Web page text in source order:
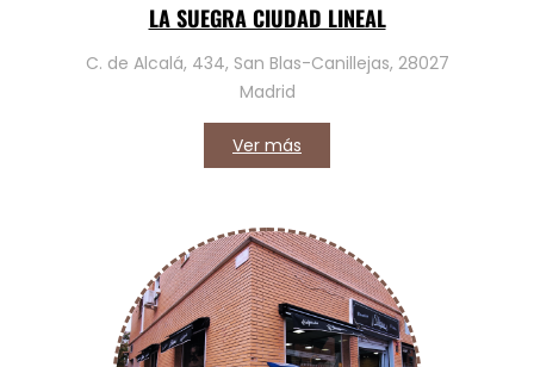
LA SUEGRA CIUDAD LINEAL
C. de Alcalá, 434, San Blas-Canillejas, 28027
Madrid
Ver más